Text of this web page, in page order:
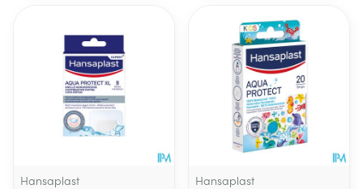
Hansaplast
Hansaplast